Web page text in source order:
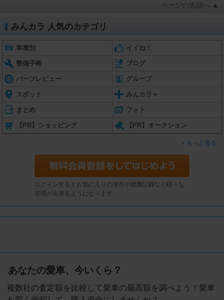
ページの先頭へ ▲
みんカラ 人気のカテゴリ
車種別 イイね！
整備手帳 ブログ
パーツレビュー グループ
スポット みんカラ＋
まとめ フォト
【PR】ショッピング 【PR】オークション
もっと見る
ログインするとお気に入りの保存や燃費記録など様々な
管理が出来るようになります
あなたの愛車、今いくら？
複数社の査定額を比較して愛車の最高額を調べよう！愛車